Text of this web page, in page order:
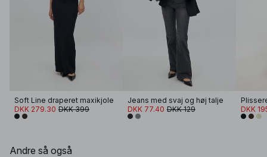
Soft Line draperet maxikjole
DKK 279.30 DKK 399
Jeans med svaj og høj talje
DKK 77.40 DKK 129
DKK
Andre så også